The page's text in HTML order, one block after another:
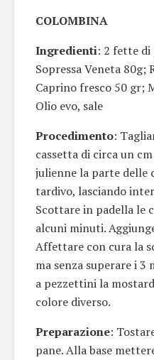
COLOMBINA
Ingredienti: 2 fette di
Sopressa Veneta 80g;
Caprino fresco 50 gr;
Olio evo, sale
Procedimento:
cassetta di circa un
julienne la parte delle
tardivo, lasciando
Scottare in padella le
alcuni minuti.
Affettare con cura la
ma senza superare i 3
a pezzettini la
colore diverso.
Preparazione:
pane. Alla base